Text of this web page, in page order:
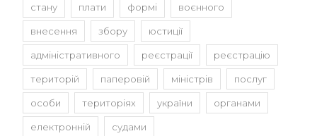
стану плати формі воєнного
внесення збору юстиції
адміністративного реєстрації реєстрацію
територій паперовій міністрів послуг
особи територіях україни органами
електронній судами